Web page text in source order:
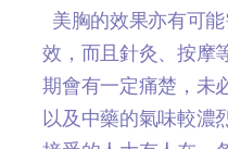
美胸的效果亦有可
效，而且針灸、按摩
期會有一定痛楚，未
以及中藥的氣味較濃